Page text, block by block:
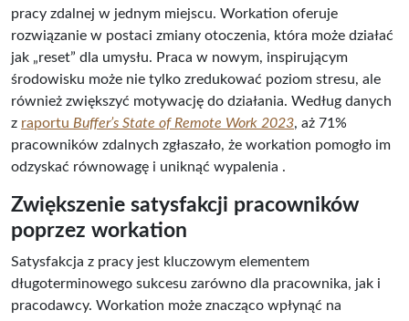
pracy zdalnej w jednym miejscu. Workation oferuje
rozwiązanie w postaci zmiany otoczenia, która może działać
jak „reset” dla umysłu. Praca w nowym, inspirującym
środowisku może nie tylko zredukować poziom stresu, ale
również zwiększyć motywację do działania. Według danych
z raportu Buffer’s State of Remote Work 2023, aż 71%
pracowników zdalnych zgłaszało, że workation pomogło im
odzyskać równowagę i uniknąć wypalenia .
Zwiększenie satysfakcji pracowników
poprzez workation
Satysfakcja z pracy jest kluczowym elementem
długoterminowego sukcesu zarówno dla pracownika, jak i
pracodawcy. Workation może znacząco wpłynąć na